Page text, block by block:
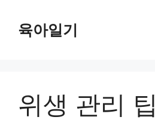
육아일기
위생 관리 팁